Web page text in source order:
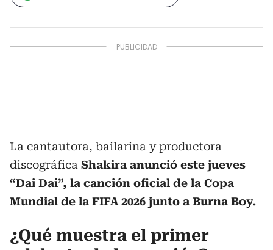
La cantautora, bailarina y productora
discográfica Shakira anunció este jueves
“Dai Dai”, la canción oficial de la Copa
Mundial de la FIFA 2026 junto a Burna Boy.
¿Qué muestra el primer